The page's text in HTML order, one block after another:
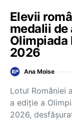
Elevii
medalii de
Olimpiada
2026
Ana Moise
Lotul României
a ediție a
2026,